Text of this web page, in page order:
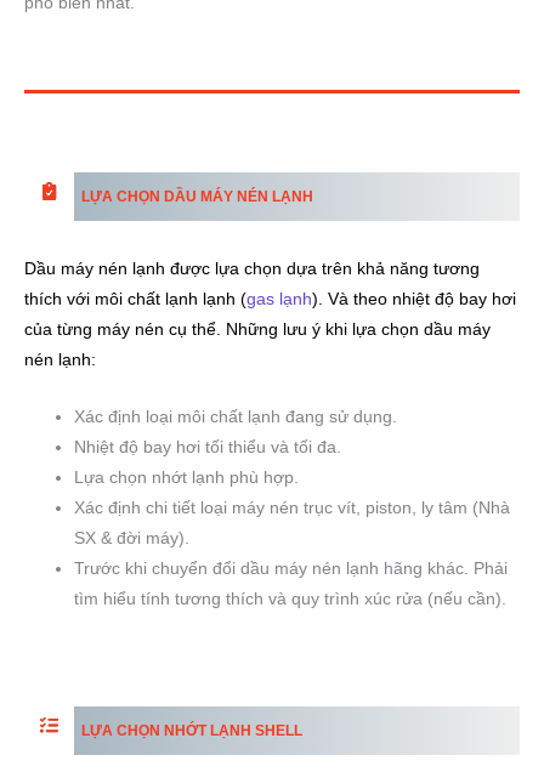
LỰA CHỌN DẦU MÁY NÉN LẠNH
Dầu máy nén lạnh được lựa chọn dựa trên khả năng tương
thích với môi chất lạnh lạnh (gas lạnh). Và theo nhiệt độ bay hơi
của từng máy nén cụ thể. Những lưu ý khi lựa chọn dầu máy
nén lạnh:
Xác định loại môi chất lạnh đang sử dụng.
Nhiệt độ bay hơi tối thiểu và tối đa.
Lựa chọn nhớt lạnh phù hợp.
Xác định chi tiết loại máy nén trục vít, piston, ly tâm (Nhà
SX & đời máy).
Trước khi chuyển đổi dầu máy nén lạnh hãng khác. Phải
tìm hiểu tính tương thích và quy trình xúc rửa (nếu cần).
LỰA CHỌN NHỚT LẠNH SHELL